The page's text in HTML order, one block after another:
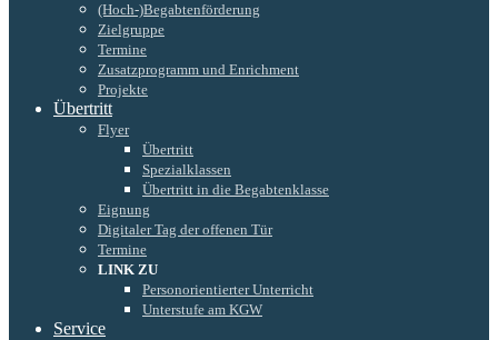
(Hoch-)Begabtenförderung
Zielgruppe
Termine
Zusatzprogramm und Enrichment
Projekte
Übertritt
Flyer
Übertritt
Spezialklassen
Übertritt in die Begabtenklasse
Eignung
Digitaler Tag der offenen Tür
Termine
LINK ZU
Personorientierter Unterricht
Unterstufe am KGW
Service